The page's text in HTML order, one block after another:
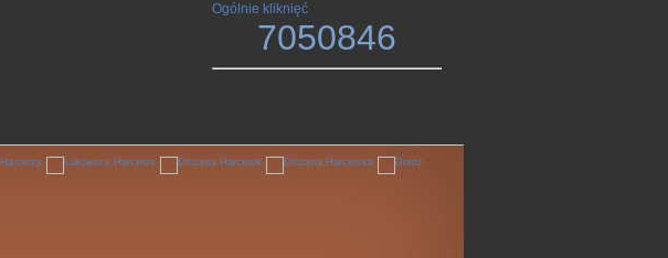
Ogólnie kliknięć
7050846